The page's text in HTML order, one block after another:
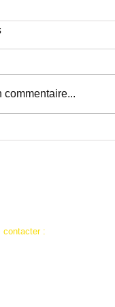
commentaire...
contacter :